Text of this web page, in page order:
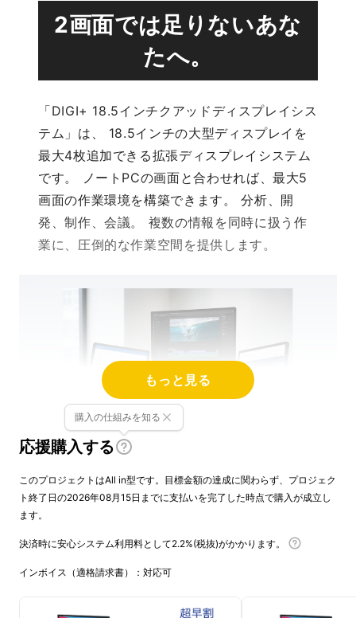
2画面では足りないあな
たへ。
「DIGI+ 18.5インチクアッドディスプレイシス
テム」は、 18.5インチの大型ディスプレイを
最大4枚追加できる拡張ディスプレイシステム
です。 ノートPCの画面と合わせれば、最大5
画面の作業環境を構築できます。 分析、開
発、制作、会議。 複数の情報を同時に扱う作
業に、圧倒的な作業空間を提供します。
もっと見る
応援購入する
購入の仕組みを知る
このプロジェクトはAll in型です。目標金額の達成に関わらず、プロジェク
ト終了日の2026年08月15日までに支払いを完了した時点で購入が成立し
ます。
決済時に安心システム利用料として2.2%(税抜)がかかります。
インボイス（適格請求書）：対応可